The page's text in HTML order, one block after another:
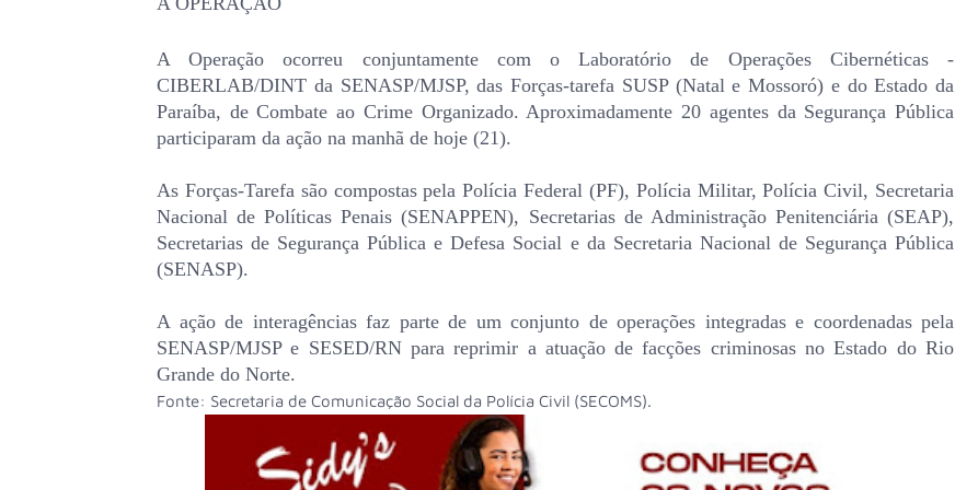
A Operação ocorreu conjuntamente com o Laboratório de Operações Cibernéticas -
CIBERLAB/DINT da SENASP/MJSP, das Forças-tarefa SUSP (Natal e Mossoró) e do Estado da
Paraíba, de Combate ao Crime Organizado. Aproximadamente 20 agentes da Segurança Pública
participaram da ação na manhã de hoje (21).
As Forças-Tarefa são compostas pela Polícia Federal (PF), Polícia Militar, Polícia Civil, Secretaria
Nacional de Políticas Penais (SENAPPEN), Secretarias de Administração Penitenciária (SEAP),
Secretarias de Segurança Pública e Defesa Social e da Secretaria Nacional de Segurança Pública
(SENASP).
A ação de interagências faz parte de um conjunto de operações integradas e coordenadas pela
SENASP/MJSP e SESED/RN para reprimir a atuação de facções criminosas no Estado do Rio
Grande do Norte.
Fonte: Secretaria de Comunicação Social da Polícia Civil (SECOMS).